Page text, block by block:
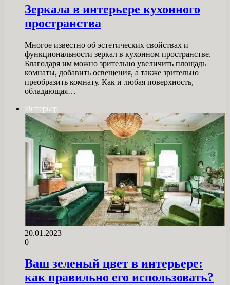
Зеркала в интерьере кухонного
пространства
Многое известно об эстетических свойствах и
функциональности зеркал в кухонном пространстве.
Благодаря им можно зрительно увеличить площадь
комнаты, добавить освещения, а также зрительно
преобразить комнату. Как и любая поверхность,
обладающая…
Интерьер
20.01.2023
0
Ваш зеленый цвет в интерьере:
как правильно его использовать?